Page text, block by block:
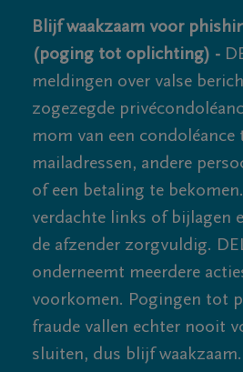
Blijf waakzaam voor
(poging tot oplichting) -
meldingen over valse
zogezegde
mom van een condoléance
mailadressen, andere
of een betaling te
verdachte links of bijlagen
de afzender zorgvuldig.
onderneemt meerdere
voorkomen. Pogingen tot
fraude vallen echter nooit
sluiten, dus blijf waakzaam.